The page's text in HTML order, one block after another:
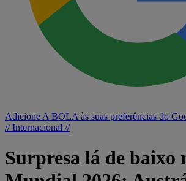
Adicione A BOLA às suas preferências do
// Internacional //
Surpresa lá de baixo